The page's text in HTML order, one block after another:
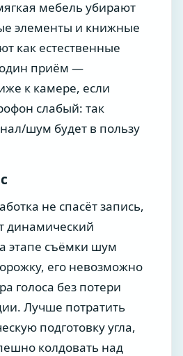
мебель убирают
элементы и книжные
как естественные
приём —
к камере, если
слабый: так
шум будет в пользу
не спасёт запись,
динамический
этапе съёмки шум
его невозможно
голоса без потери
Лучше потратить
подготовку угла,
колдовать над